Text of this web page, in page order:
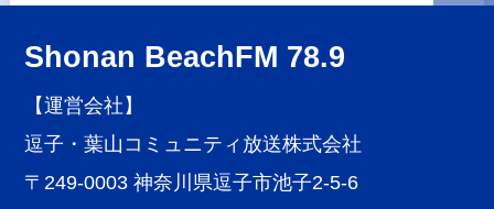
Shonan BeachFM 78.9
【運営会社】
逗子・葉山コミュニティ放送株式会社
〒249-0003 神奈川県逗子市池子2-5-6